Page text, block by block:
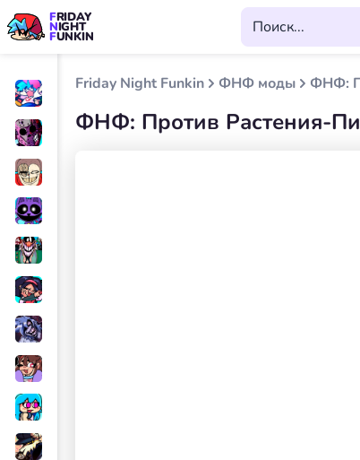
FRIDAY
NIGHT
FUNKIN
Friday Night Funkin ФНФ моды ФНФ:
ФНФ: Против Растения-